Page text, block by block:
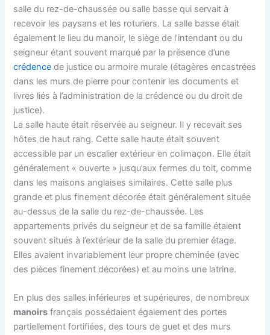
salle du rez-de-chaussée ou salle basse qui servait à
recevoir les paysans et les roturiers. La salle basse était
également le lieu du manoir, le siège de l’intendant ou du
seigneur étant souvent marqué par la présence d’une
crédence de justice ou armoire murale (étagères encastrées
dans les murs de pierre pour contenir les documents et
livres liés à l’administration de la crédence ou du droit de
justice).
La salle haute était réservée au seigneur. Il y recevait ses
hôtes de haut rang. Cette salle haute était souvent
accessible par un escalier extérieur en colimaçon. Elle était
généralement « ouverte » jusqu’aux fermes du toit, comme
dans les maisons anglaises similaires. Cette salle plus
grande et plus finement décorée était généralement située
au-dessus de la salle du rez-de-chaussée. Les
appartements privés du seigneur et de sa famille étaient
souvent situés à l’extérieur de la salle du premier étage.
Elles avaient invariablement leur propre cheminée (avec
des pièces finement décorées) et au moins une latrine.
En plus des salles inférieures et supérieures, de nombreux
manoirs français possédaient également des portes
partiellement fortifiées, des tours de guet et des murs